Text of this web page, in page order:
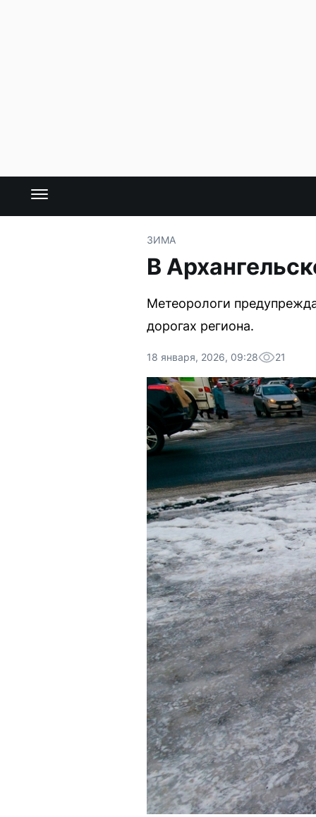
ЗИМА
В
Метеорологи
дорогах региона.
18 января, 2026, 09:28 21